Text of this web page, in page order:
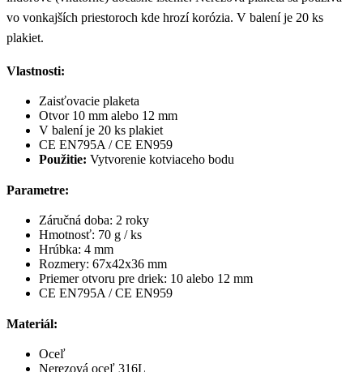
vo vonkajších priestoroch kde hrozí korózia. V balení je 20 ks
plakiet.
Vlastnosti:
Zaisťovacie plaketa
Otvor 10 mm alebo 12 mm
V balení je 20 ks plakiet
CE EN795A / CE EN959
Použitie: Vytvorenie kotviaceho bodu
Parametre:
Záručná doba: 2 roky
Hmotnosť: 70 g / ks
Hrúbka: 4 mm
Rozmery: 67x42x36 mm
Priemer otvoru pre driek: 10 alebo 12 mm
CE EN795A / CE EN959
Materiál:
Oceľ
Nerezová oceľ 316L